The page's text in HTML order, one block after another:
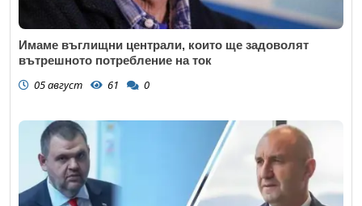
Имаме въглищни централи, които ще задоволят
вътрешното потребление на ток
05 август 61 0